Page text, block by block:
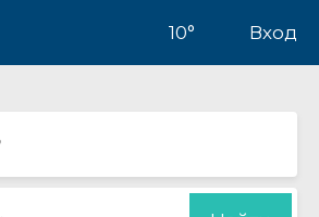
10° Вход